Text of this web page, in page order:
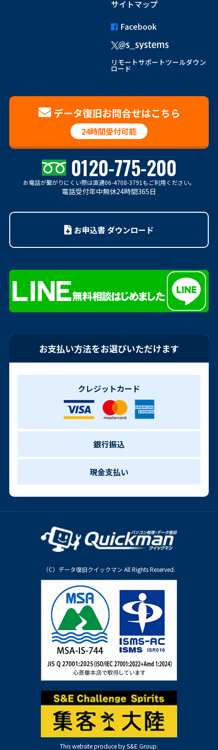
サイトマップ
Facebook
リモートサポートツールダウン
ロード
データ復旧お問合せはこちら
24時間受付可能
0120-775-200
お電話が繋がりにくい際は直通06-4708-3791もご利用ください。
電話受付年中無休24時間365日
お申込書 ダウンロード
お支払い方法をお選びいただけます
クレジットカード
銀行振込
現金支払い
（C）データ復旧クイックマン All Rights Reserved.
This website produce by S&E Group.